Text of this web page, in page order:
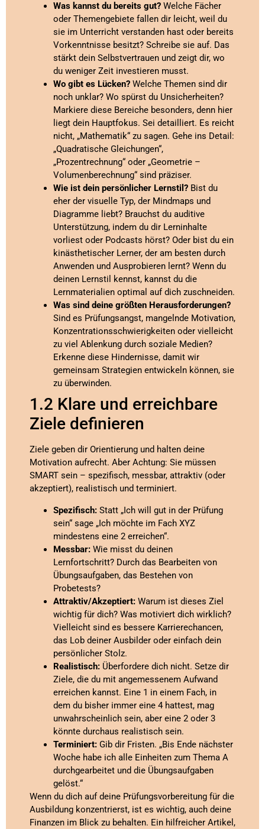
Was kannst du bereits gut? Welche Fächer
oder Themengebiete fallen dir leicht, weil du
sie im Unterricht verstanden hast oder bereits
Vorkenntnisse besitzt? Schreibe sie auf. Das
stärkt dein Selbstvertrauen und zeigt dir, wo
du weniger Zeit investieren musst.
Wo gibt es Lücken? Welche Themen sind dir
noch unklar? Wo spürst du Unsicherheiten?
Markiere diese Bereiche besonders, denn hier
liegt dein Hauptfokus. Sei detailliert. Es reicht
nicht, „Mathematik“ zu sagen. Gehe ins Detail:
„Quadratische Gleichungen“,
„Prozentrechnung“ oder „Geometrie –
Volumenberechnung“ sind präziser.
Wie ist dein persönlicher Lernstil? Bist du
eher der visuelle Typ, der Mindmaps und
Diagramme liebt? Brauchst du auditive
Unterstützung, indem du dir Lerninhalte
vorliest oder Podcasts hörst? Oder bist du ein
kinästhetischer Lerner, der am besten durch
Anwenden und Ausprobieren lernt? Wenn du
deinen Lernstil kennst, kannst du die
Lernmaterialien optimal auf dich zuschneiden.
Was sind deine größten Herausforderungen?
Sind es Prüfungsangst, mangelnde Motivation,
Konzentrationsschwierigkeiten oder vielleicht
zu viel Ablenkung durch soziale Medien?
Erkenne diese Hindernisse, damit wir
gemeinsam Strategien entwickeln können, sie
zu überwinden.
1.2 Klare und erreichbare
Ziele definieren
Ziele geben dir Orientierung und halten deine
Motivation aufrecht. Aber Achtung: Sie müssen
SMART sein – spezifisch, messbar, attraktiv (oder
akzeptiert), realistisch und terminiert.
Spezifisch: Statt „Ich will gut in der Prüfung
sein“ sage „Ich möchte im Fach XYZ
mindestens eine 2 erreichen“.
Messbar: Wie misst du deinen
Lernfortschritt? Durch das Bearbeiten von
Übungsaufgaben, das Bestehen von
Probetests?
Attraktiv/Akzeptiert: Warum ist dieses Ziel
wichtig für dich? Was motiviert dich wirklich?
Vielleicht sind es bessere Karrierechancen,
das Lob deiner Ausbilder oder einfach dein
persönlicher Stolz.
Realistisch: Überfordere dich nicht. Setze dir
Ziele, die du mit angemessenem Aufwand
erreichen kannst. Eine 1 in einem Fach, in
dem du bisher immer eine 4 hattest, mag
unwahrscheinlich sein, aber eine 2 oder 3
könnte durchaus realistisch sein.
Terminiert: Gib dir Fristen. „Bis Ende nächster
Woche habe ich alle Einheiten zum Thema A
durchgearbeitet und die Übungsaufgaben
gelöst.“
Wenn du dich auf deine Prüfungsvorbereitung für die
Ausbildung konzentrierst, ist es wichtig, auch deine
Finanzen im Blick zu behalten. Ein hilfreicher Artikel,